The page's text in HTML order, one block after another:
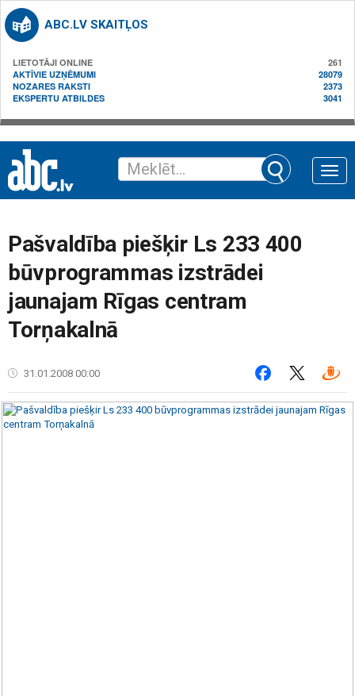
ABC.LV SKAITĻOS
LIETOTĀJI ONLINE
261
AKTĪVIE UZŅĒMUMI
28079
NOZARES RAKSTI
2373
EKSPERTU ATBILDES
3041
Toggle
Pašvaldība piešķir Ls 233 400
būvprogrammas izstrādei
jaunajam Rīgas centram
Torņakalnā
31.01.2008 00:00